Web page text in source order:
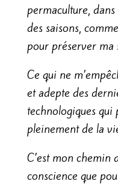
permaculture,
des saisons,
pour préserver ma
Ce qui ne
et adepte des
technologiques
pleinement de la
C’est mon chemin
conscience que